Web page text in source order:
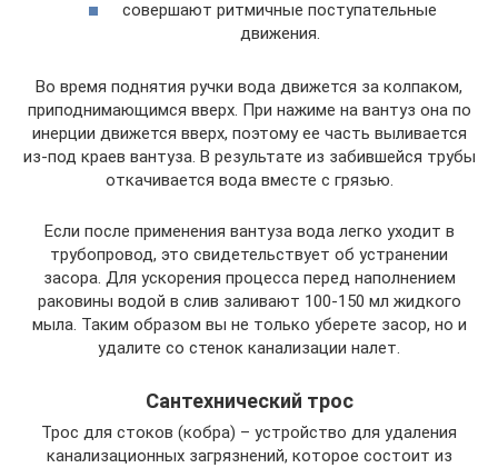
совершают ритмичные поступательные
движения.
Во время поднятия ручки вода движется за колпаком,
приподнимающимся вверх. При нажиме на вантуз она по
инерции движется вверх, поэтому ее часть выливается
из-под краев вантуза. В результате из забившейся трубы
откачивается вода вместе с грязью.
Если после применения вантуза вода легко уходит в
трубопровод, это свидетельствует об устранении
засора. Для ускорения процесса перед наполнением
раковины водой в слив заливают 100-150 мл жидкого
мыла. Таким образом вы не только уберете засор, но и
удалите со стенок канализации налет.
Сантехнический трос
Трос для стоков (кобра) – устройство для удаления
канализационных загрязнений, которое состоит из